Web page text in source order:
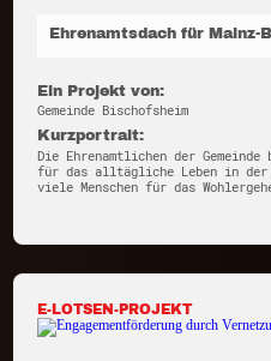
Ehrenamtsdach für Mainz-
Ein Projekt von:
Gemeinde Bischofsheim
Kurzportrait:
Die Ehrenamtlichen der
für das alltägliche Leben in der
viele Menschen für das
E-LOTSEN-PROJEKT